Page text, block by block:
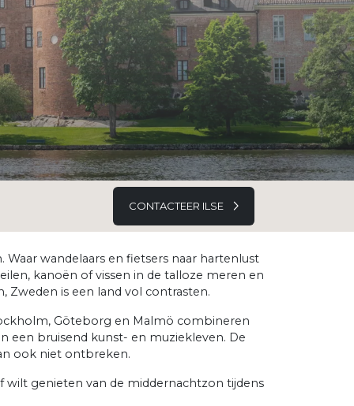
CONTACTEER ILSE
wandelaars en fietsers naar hartenlust
kanoën of vissen in de talloze meren en
is een land vol contrasten.
Göteborg en Malmö combineren
een bruisend kunst- en muziekleven. De
ook niet ontbreken.
wilt genieten van de middernachtzon tijdens